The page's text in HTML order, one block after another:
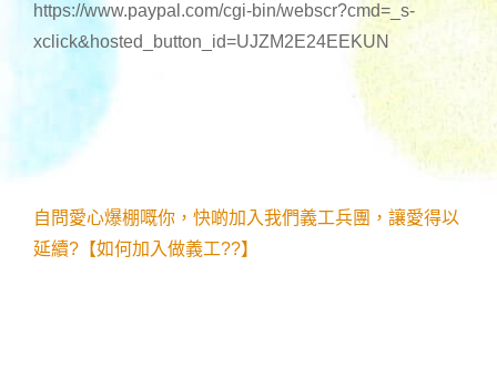
https://www.paypal.com/cgi-bin/webscr?cmd=_s-
xclick&hosted_button_id=UJZM2E24EEKUN
自問愛心爆棚嘅你，快啲加入我們義工兵團，讓愛得以
延續?【如何加入做義工??】